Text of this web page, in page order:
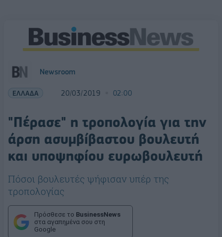
Newsroom
ΕΛΛΑΔΑ 20/03/2019 02:00
"Πέρασε" η τροπολογία για την
άρση ασυμβίβαστου βουλευτή
και υποψηφίου ευρωβουλευτή
Πόσοι βουλευτές ψήφισαν υπέρ της
τροπολογίας
Πρόσθεσε το BusinessNews
στα αγαπημένα σου στη
Google